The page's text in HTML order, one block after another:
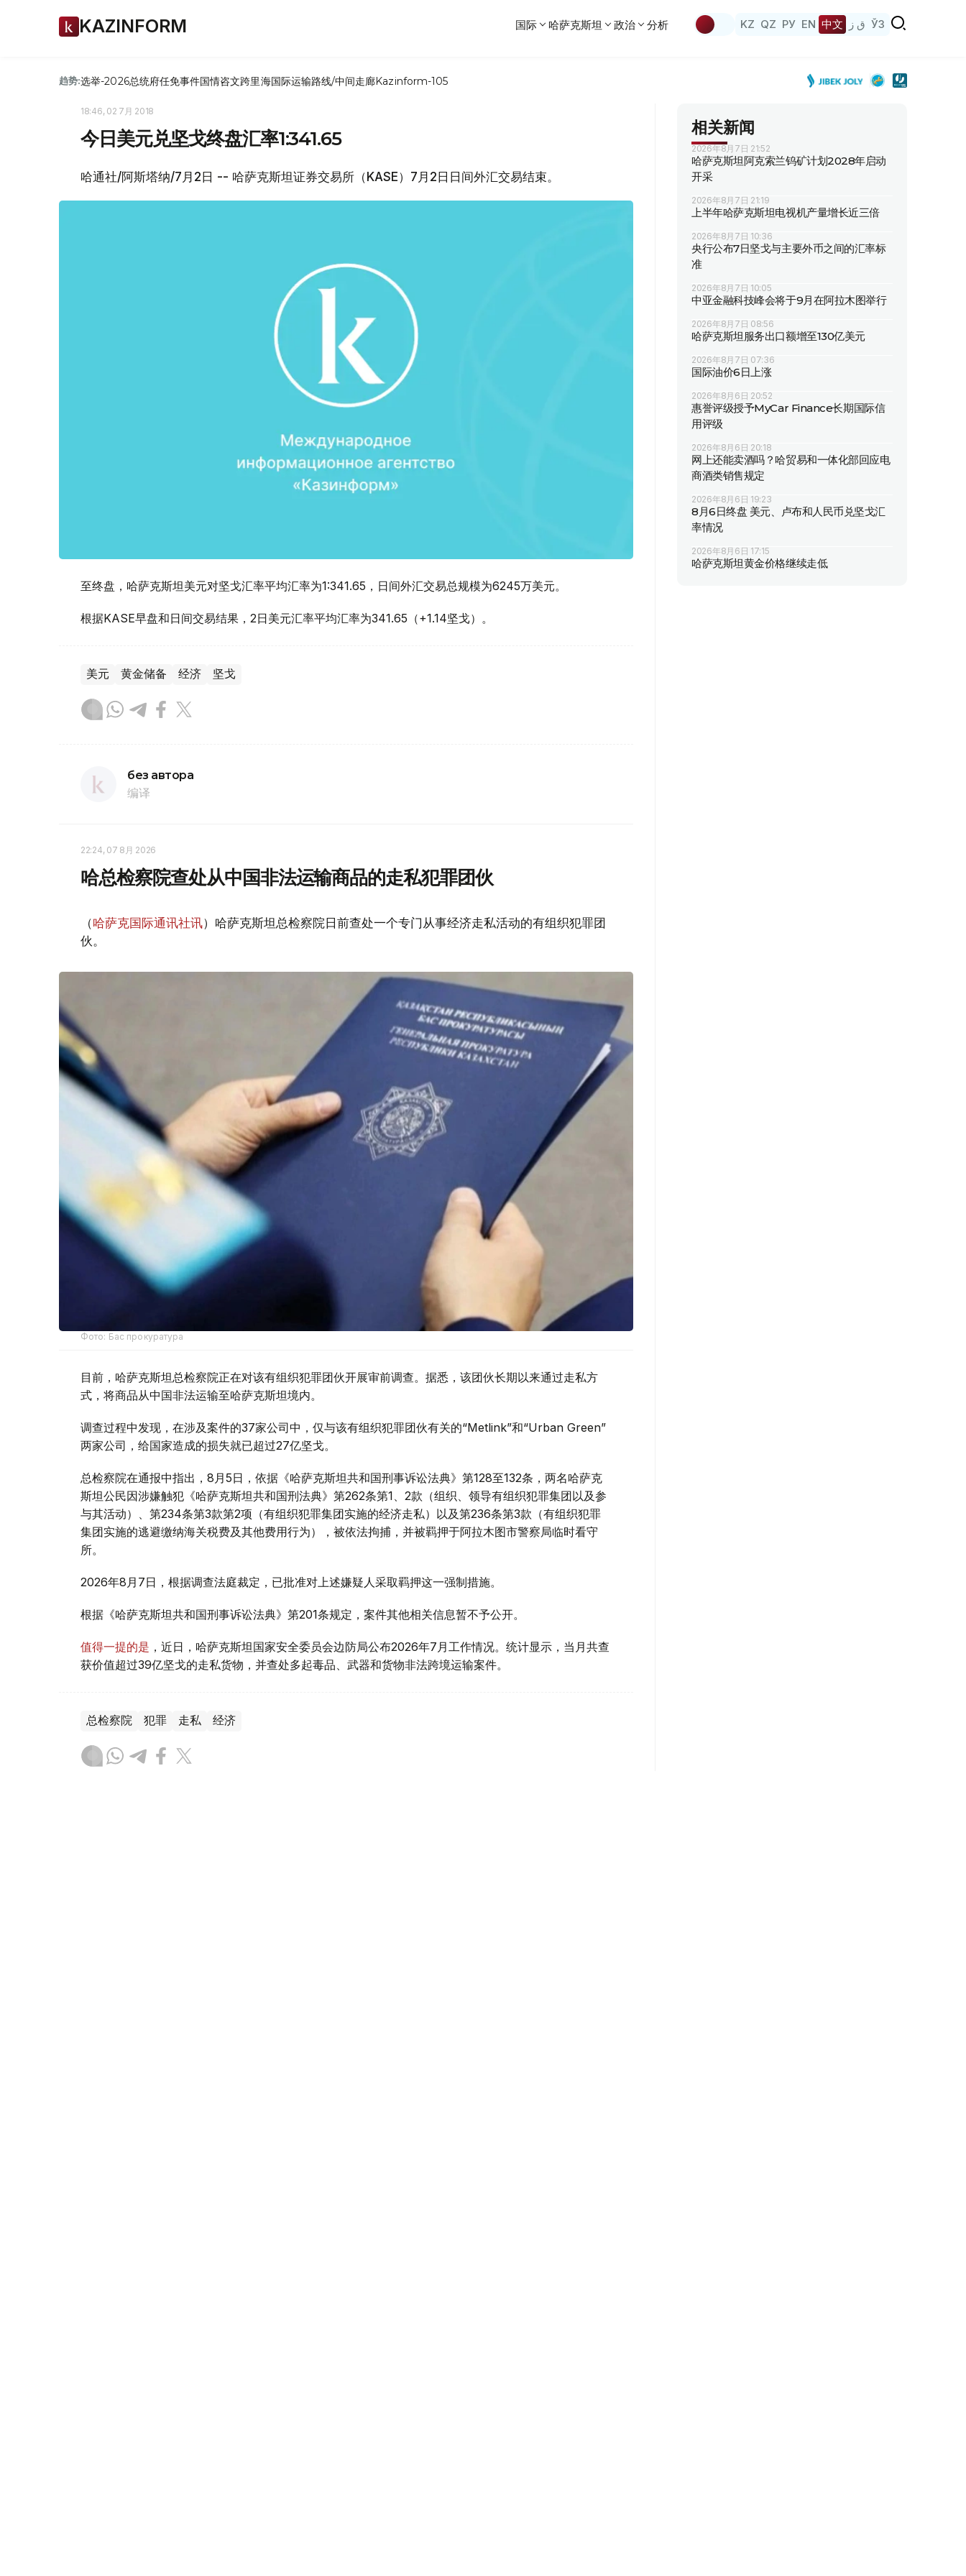
KAZINFORM 国际 哈萨克斯坦 政治 分析 KZ QZ РУ EN 中文 ق ز ЎЗ
趋势:选举-2026总统府任免事件国情咨文跨里海国际运输路线/中间走廊Kazinform-105
18:46, 02 7月 2018
今日美元兑坚戈终盘汇率1:341.65
哈通社/阿斯塔纳/7月2日 -- 哈萨克斯坦证券交易所（KASE）7月2日日间外汇交易结束。
至终盘，哈萨克斯坦美元对坚戈汇率平均汇率为1:341.65，日间外汇交易总规模为6245万美元。
根据KASE早盘和日间交易结果，2日美元汇率平均汇率为341.65（+1.14坚戈）。
美元 黄金储备 经济 坚戈
без автора
编译
22:24, 07 8月 2026
哈总检察院查处从中国非法运输商品的走私犯罪团伙
（哈萨克国际通讯社讯）哈萨克斯坦总检察院日前查处一个专门从事经济走私活动的有组织犯罪团
伙。
Фото: Бас прокуратура
目前，哈萨克斯坦总检察院正在对该有组织犯罪团伙开展审前调查。据悉，该团伙长期以来通过走私方
式，将商品从中国非法运输至哈萨克斯坦境内。
调查过程中发现，在涉及案件的37家公司中，仅与该有组织犯罪团伙有关的“Metlink”和“Urban Green”
两家公司，给国家造成的损失就已超过27亿坚戈。
总检察院在通报中指出，8月5日，依据《哈萨克斯坦共和国刑事诉讼法典》第128至132条，两名哈萨克
斯坦公民因涉嫌触犯《哈萨克斯坦共和国刑法典》第262条第1、2款（组织、领导有组织犯罪集团以及参
与其活动）、第234条第3款第2项（有组织犯罪集团实施的经济走私）以及第236条第3款（有组织犯罪
集团实施的逃避缴纳海关税费及其他费用行为），被依法拘捕，并被羁押于阿拉木图市警察局临时看守
所。
2026年8月7日，根据调查法庭裁定，已批准对上述嫌疑人采取羁押这一强制措施。
根据《哈萨克斯坦共和国刑事诉讼法典》第201条规定，案件其他相关信息暂不予公开。
值得一提的是 ，近日，哈萨克斯坦国家安全委员会边防局公布2026年7月工作情况。统计显示，当月共查
获价值超过39亿坚戈的走私货物，并查处多起毒品、武器和货物非法跨境运输案件。
总检察院 犯罪 走私 经济
相关新闻
2026年8月7日 21:52
哈萨克斯坦阿克索兰钨矿计划2028年启动
开采
2026年8月7日 21:19
上半年哈萨克斯坦电视机产量增长近三倍
2026年8月7日 10:36
央行公布7日坚戈与主要外币之间的汇率标
准
2026年8月7日 10:05
中亚金融科技峰会将于9月在阿拉木图举行
2026年8月7日 08:56
哈萨克斯坦服务出口额增至130亿美元
2026年8月7日 07:36
国际油价6日上涨
2026年8月6日 20:52
惠誉评级授予MyCar Finance长期国际信
用评级
2026年8月6日 20:18
网上还能卖酒吗？哈贸易和一体化部回应电
商酒类销售规定
2026年8月6日 19:23
8月6日终盘 美元、卢布和人民币兑坚戈汇
率情况
2026年8月6日 17:15
哈萨克斯坦黄金价格继续走低